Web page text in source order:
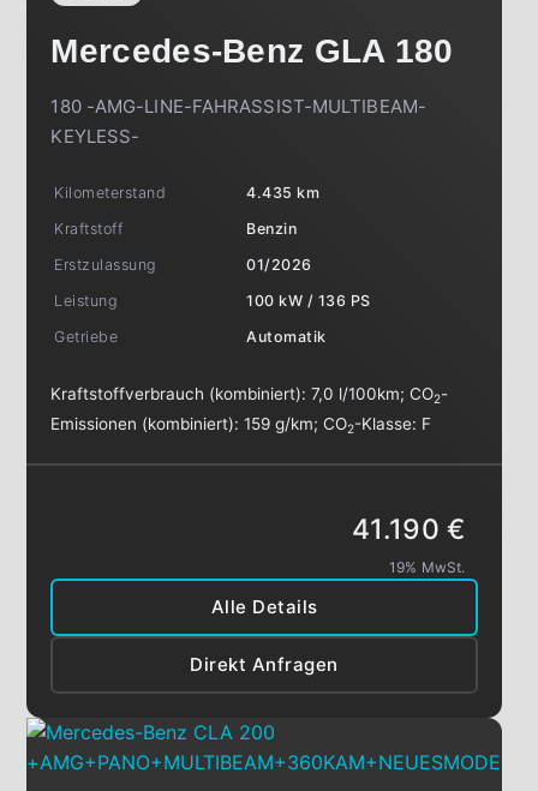
Mercedes-Benz GLA 180
180 -AMG-LINE-FAHRASSIST-MULTIBEAM-
KEYLESS-
Kilometerstand
4.435 km
Kraftstoff
Benzin
Erstzulassung
01/2026
Leistung
100 kW / 136 PS
Getriebe
Automatik
Kraftstoffverbrauch (kombiniert):7,0 l/100km;CO2-
Emissionen (kombiniert):159 g/km;CO2-Klasse: F
Alle Details
Direkt Anfragen
41.190 €
19% MwSt.